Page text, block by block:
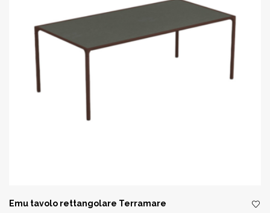
Emu tavolo rettangolare Terramare